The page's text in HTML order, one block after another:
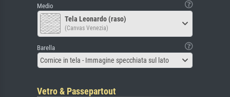
Medio
Tela Leonardo (raso)
(Canvas Venezia)
Barella
Cornice in tela - Immagine specchiata sul lato
Vetro & Passepartout